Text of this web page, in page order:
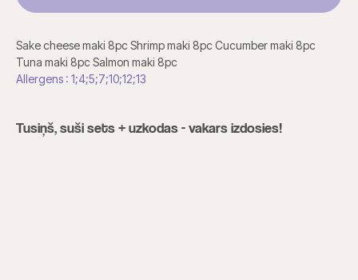
Sake cheese maki 8pc Shrimp maki 8pc Cucumber maki 8pc
Tuna maki 8pc Salmon maki 8pc
Allergens : 1;4;5;7;10;12;13
Tusiņš, suši sets + uzkodas - vakars izdosies!